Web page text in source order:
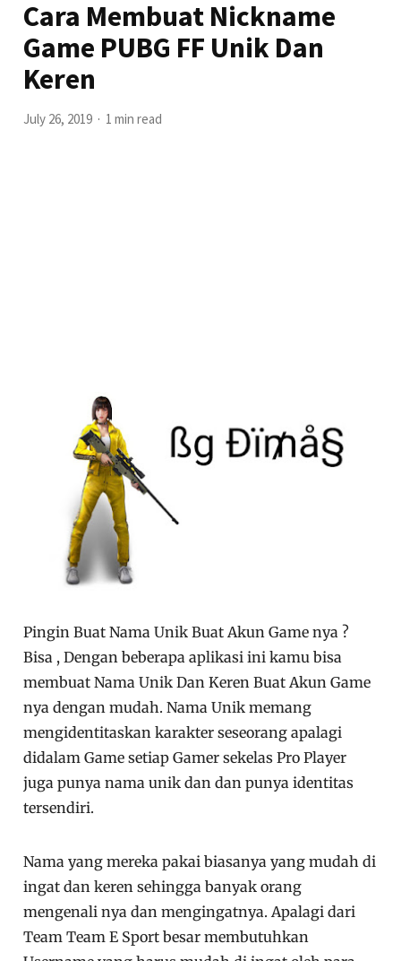
Cara Membuat Nickname
Game PUBG FF Unik Dan
Keren
July 26, 2019 1 min read
Pingin Buat Nama Unik Buat Akun Game nya ?
Bisa , Dengan beberapa aplikasi ini kamu bisa
membuat Nama Unik Dan Keren Buat Akun Game
nya dengan mudah. Nama Unik memang
mengidentitaskan karakter seseorang apalagi
didalam Game setiap Gamer sekelas Pro Player
juga punya nama unik dan dan punya identitas
tersendiri.
Nama yang mereka pakai biasanya yang mudah di
ingat dan keren sehingga banyak orang
mengenali nya dan mengingatnya. Apalagi dari
Team Team E Sport besar membutuhkan